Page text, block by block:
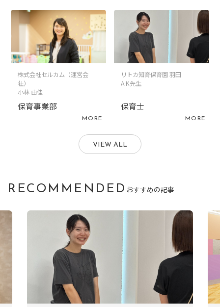
株式会社セルカム（運営会
社）
小林 由佳
保育事業部
MORE
リトカ知育保育園 羽田
A.K先生
保育士
MORE
VIEW ALL
RECOMMENDED おすすめの記事